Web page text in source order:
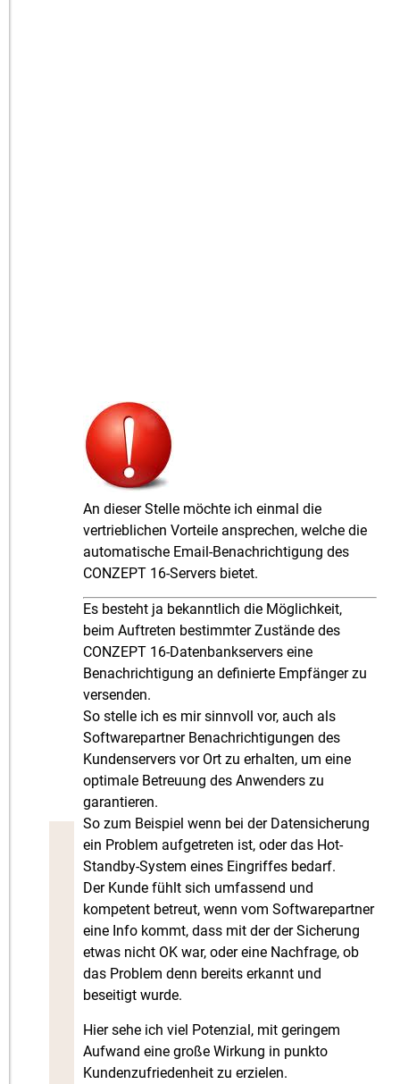
An dieser Stelle möchte ich einmal die
vertrieblichen Vorteile ansprechen, welche die
automatische Email-Benachrichtigung des
CONZEPT 16-Servers bietet.
Es besteht ja bekanntlich die Möglichkeit,
beim Auftreten bestimmter Zustände des
CONZEPT 16-Datenbankservers eine
Benachrichtigung an definierte Empfänger zu
versenden.
So stelle ich es mir sinnvoll vor, auch als
Softwarepartner Benachrichtigungen des
Kundenservers vor Ort zu erhalten, um eine
optimale Betreuung des Anwenders zu
garantieren.
So zum Beispiel wenn bei der Datensicherung
ein Problem aufgetreten ist, oder das Hot-
Standby-System eines Eingriffes bedarf.
Der Kunde fühlt sich umfassend und
kompetent betreut, wenn vom Softwarepartner
eine Info kommt, dass mit der der Sicherung
etwas nicht OK war, oder eine Nachfrage, ob
das Problem denn bereits erkannt und
beseitigt wurde.
Hier sehe ich viel Potenzial, mit geringem
Aufwand eine große Wirkung in punkto
Kundenzufriedenheit zu erzielen.